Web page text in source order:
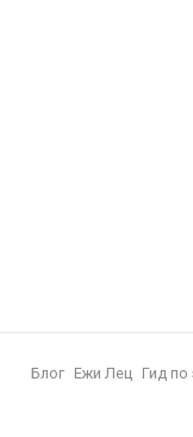
Блог Ежи Лец Гид